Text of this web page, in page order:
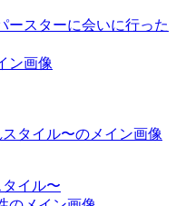
スターに会いに行った
イル〜